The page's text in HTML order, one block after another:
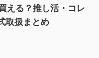
える？推し活・コレ
取扱まとめ